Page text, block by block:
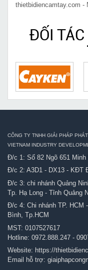
thietbidiencamtay.com
ĐỐI
CÔNG TY TNHH GIẢI PHÁP
VIETNAM INDUSTRY
Đ/c 1: Số 82 Ngõ 651 Minh
Đ/c 2: A3D1 - DX13 - KĐT
Đ/c 3: chi nhánh Quảng
Tp. Hạ Long - Tỉnh Quảng
Đ/c 4: Chi nhánh TP. HCM
Bình, Tp.HCM
MST: 0107527617
Hotline: 0972.888.247 -
Website: https://
Email hỗ trợ: